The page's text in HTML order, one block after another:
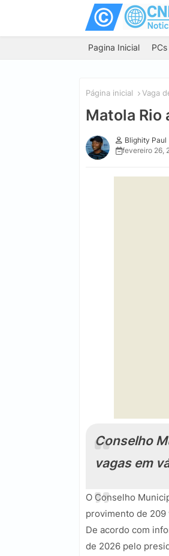
Pagina Inicial PCs
Página inicial Vaga
Matola Rio
Blighity Paul
fevereiro 26,
Conselho
vagas em
O Conselho
provimento de 209
De acordo com
de 2026 pelo